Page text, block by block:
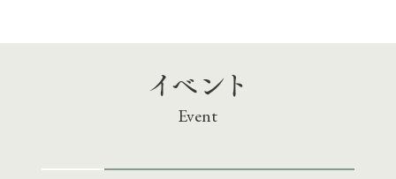
イベント
Event